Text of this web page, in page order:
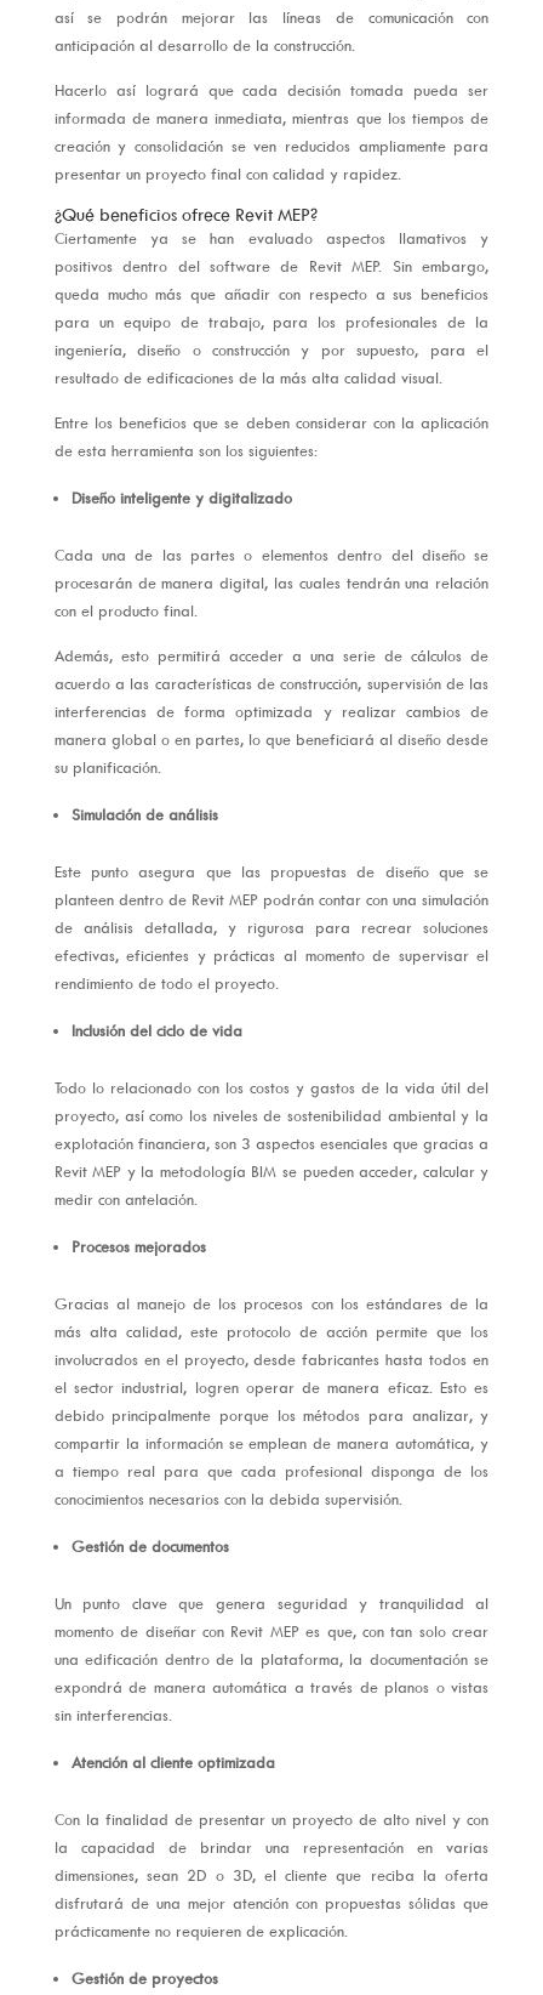
así se podrán mejorar las líneas de comunicación con
anticipación al desarrollo de la construcción.
Hacerlo así logrará que cada decisión tomada pueda ser
informada de manera inmediata, mientras que los tiempos de
creación y consolidación se ven reducidos ampliamente para
presentar un proyecto final con calidad y rapidez.
¿Qué beneficios ofrece Revit MEP?
Ciertamente ya se han evaluado aspectos llamativos y
positivos dentro del software de Revit MEP. Sin embargo,
queda mucho más que añadir con respecto a sus beneficios
para un equipo de trabajo, para los profesionales de la
ingeniería, diseño o construcción y por supuesto, para el
resultado de edificaciones de la más alta calidad visual.
Entre los beneficios que se deben considerar con la aplicación
de esta herramienta son los siguientes:
Diseño inteligente y digitalizado
Cada una de las partes o elementos dentro del diseño se
procesarán de manera digital, las cuales tendrán una relación
con el producto final.
Además, esto permitirá acceder a una serie de cálculos de
acuerdo a las características de construcción, supervisión de las
interferencias de forma optimizada y realizar cambios de
manera global o en partes, lo que beneficiará al diseño desde
su planificación.
Simulación de análisis
Este punto asegura que las propuestas de diseño que se
planteen dentro de Revit MEP podrán contar con una simulación
de análisis detallada, y rigurosa para recrear soluciones
efectivas, eficientes y prácticas al momento de supervisar el
rendimiento de todo el proyecto.
Inclusión del ciclo de vida
Todo lo relacionado con los costos y gastos de la vida útil del
proyecto, así como los niveles de sostenibilidad ambiental y la
explotación financiera, son 3 aspectos esenciales que gracias a
Revit MEP y la metodología BIM se pueden acceder, calcular y
medir con antelación.
Procesos mejorados
Gracias al manejo de los procesos con los estándares de la
más alta calidad, este protocolo de acción permite que los
involucrados en el proyecto, desde fabricantes hasta todos en
el sector industrial, logren operar de manera eficaz. Esto es
debido principalmente porque los métodos para analizar, y
compartir la información se emplean de manera automática, y
a tiempo real para que cada profesional disponga de los
conocimientos necesarios con la debida supervisión.
Gestión de documentos
Un punto clave que genera seguridad y tranquilidad al
momento de diseñar con Revit MEP es que, con tan solo crear
una edificación dentro de la plataforma, la documentación se
expondrá de manera automática a través de planos o vistas
sin interferencias.
Atención al cliente optimizada
Con la finalidad de presentar un proyecto de alto nivel y con
la capacidad de brindar una representación en varias
dimensiones, sean 2D o 3D, el cliente que reciba la oferta
disfrutará de una mejor atención con propuestas sólidas que
prácticamente no requieren de explicación.
Gestión de proyectos